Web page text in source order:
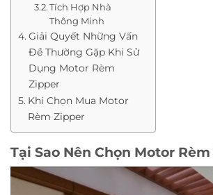
Tích Hợp Nhà
Thông Minh
Giải Quyết Những Vấn
Đề Thường Gặp Khi Sử
Dụng Motor Rèm
Zipper
Khi Chọn Mua Motor
Rèm Zipper
Tại Sao Nên Chọn Motor